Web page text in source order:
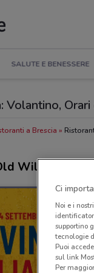
SALUTE E BENESSERE
a Brescia
Wild West
Ci
Noi e i nostri
supportino
tecnologie
Puoi
sul link
Per